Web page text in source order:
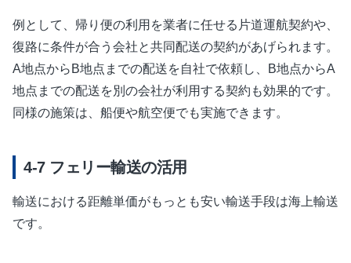
例として、帰り便の利用を業者に任せる片道運航契約や、
復路に条件が合う会社と共同配送の契約があげられます。
A地点からB地点までの配送を自社で依頼し、B地点からA
地点までの配送を別の会社が利用する契約も効果的です。
同様の施策は、船便や航空便でも実施できます。
フェリー輸送の活用
輸送における距離単価がもっとも安い輸送手段は海上輸送
です。